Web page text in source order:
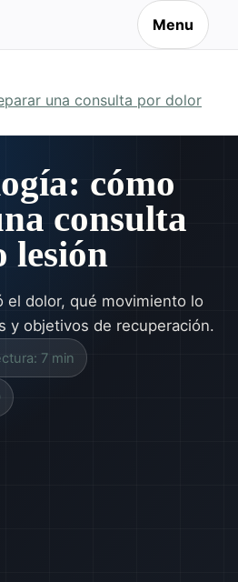
Menu
una consulta por dolor
cómo
consulta
lesión
el dolor, qué movimiento lo
y objetivos de recuperación.
7 min